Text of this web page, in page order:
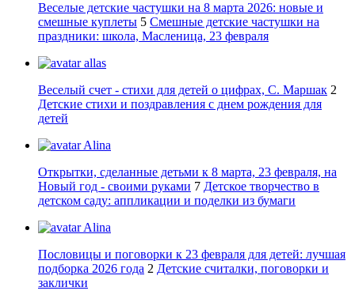
Веселые детские частушки на 8 марта 2026: новые и
смешные куплеты 5 Смешные детские частушки на
праздники: школа, Масленица, 23 февраля
allas
Веселый счет - стихи для детей о цифрах, С. Маршак 2
Детские стихи и поздравления с днем рождения для
детей
Alina
Открытки, сделанные детьми к 8 марта, 23 февраля, на
Новый год - своими руками 7 Детское творчество в
детском саду: аппликации и поделки из бумаги
Alina
Пословицы и поговорки к 23 февраля для детей: лучшая
подборка 2026 года 2 Детские считалки, поговорки и
заклички